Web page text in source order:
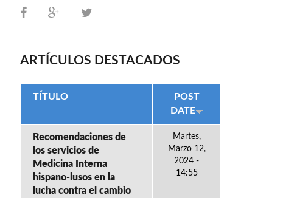
ARTÍCULOS DESTACADOS
TÍTULO
POST
DATE
Recomendaciones de
los servicios de
Medicina Interna
hispano-lusos en la
lucha contra el cambio
Martes,
Marzo 12,
2024 -
14:55